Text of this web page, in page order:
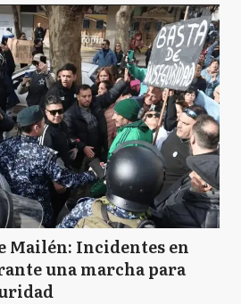
Mailén: Incidentes en
una marcha para